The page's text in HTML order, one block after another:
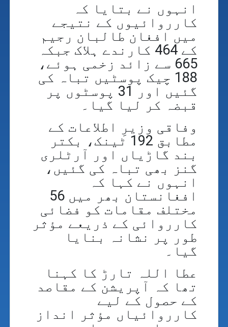
انہوں نے بتایا کہ
کارروائیوں کے نتیجے
میں افغان طالبان رجیم
کے 464 کارندے ہلاک جبکہ
665 سے زائد زخمی ہوئے،
188 چیک پوسٹیں تباہ کی
گئیں اور 31 پوسٹوں پر
قبضہ کر لیا گیا۔
وفاقی وزیرِ اطلاعات کے
مطابق 192 ٹینک، بکتر
بند گاڑیاں اور آرٹلری
گنز بھی تباہ کی گئیں،
انہوں نے کہا کہ
افغانستان بھر میں 56
مختلف مقامات کو فضائی
کارروائی کے ذریعے مؤثر
طور پر نشانہ بنایا
گیا۔
عطا اللہ تارڑ کا کہنا
تھا کہ آپریشن کے مقاصد
کے حصول کے لیے
کارروائیاں مؤثر انداز